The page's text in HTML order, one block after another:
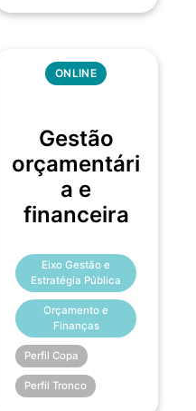
ONLINE
Gestão
orçamentári
a e
financeira
Eixo Gestão e
Estratégia Pública
Orçamento e
Finanças
Perfil Copa
Perfil Tronco